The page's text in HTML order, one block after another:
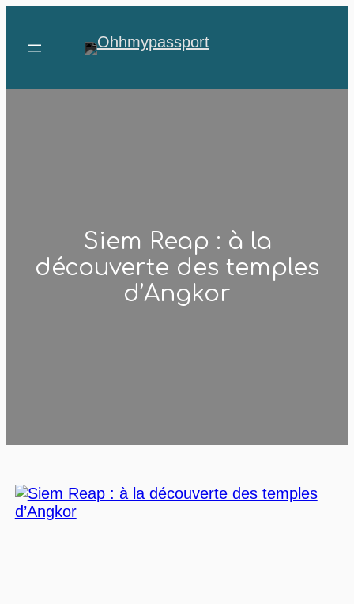
contenu
Siem Reap : à la
découverte des temples
d’Angkor